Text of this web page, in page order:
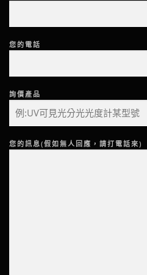
您的電話
詢價產品
您的訊息(假如無人回應，請打電話來)